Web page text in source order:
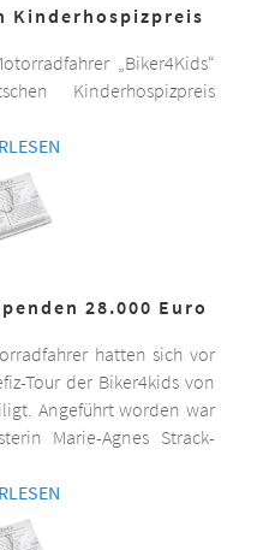
Kinderhospizpreis
„Biker4Kids“
Kinderhospizpreis
28.000 Euro
hatten sich vor
Tour der Biker4kids von
Angeführt worden war
Marie-Agnes Strack-